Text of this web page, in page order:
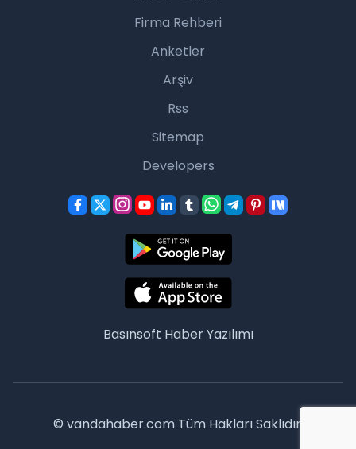
Firma Rehberi
Anketler
Arşiv
Rss
Sitemap
Developers
Basınsoft Haber Yazılımı
© vandahaber.com Tüm Hakları Saklıdır.